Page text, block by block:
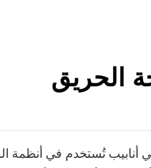
الحريق
أنابيب تُستخدم في أنظمة